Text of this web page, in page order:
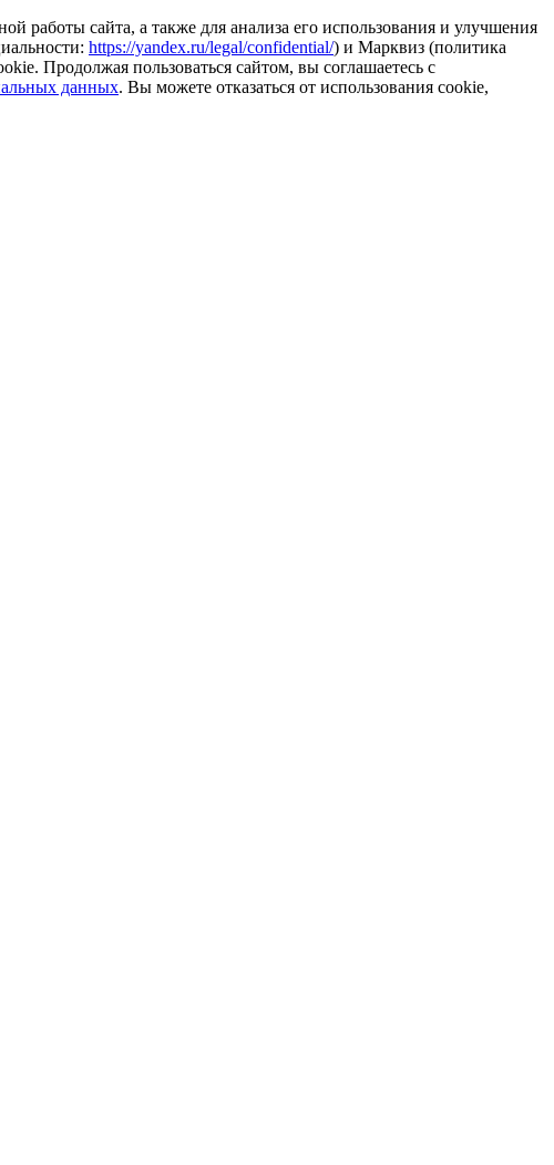
работы сайта, а также для анализа его использования и улучшения
https://yandex.ru/legal/confidential/) и Марквиз (политика
Продолжая пользоваться сайтом, вы соглашаетесь с
данных. Вы можете отказаться от использования cookie,